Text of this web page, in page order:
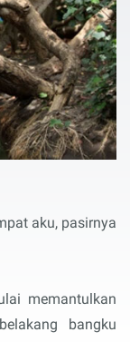
aku, pasirnya
memantulkan
bangku